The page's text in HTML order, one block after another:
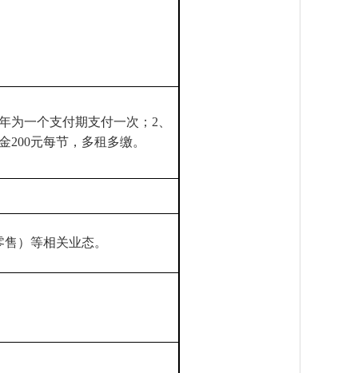
为一个支付期支付一次；2、
200元每节，多租多缴。
）等相关业态。